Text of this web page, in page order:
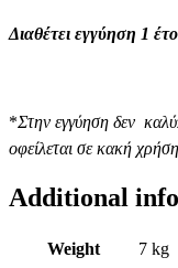
Διαθέτει εγγύηση 1
*Στην εγγύηση δεν
οφείλεται σε κακή χρήση
Additional
Weight 7 kg